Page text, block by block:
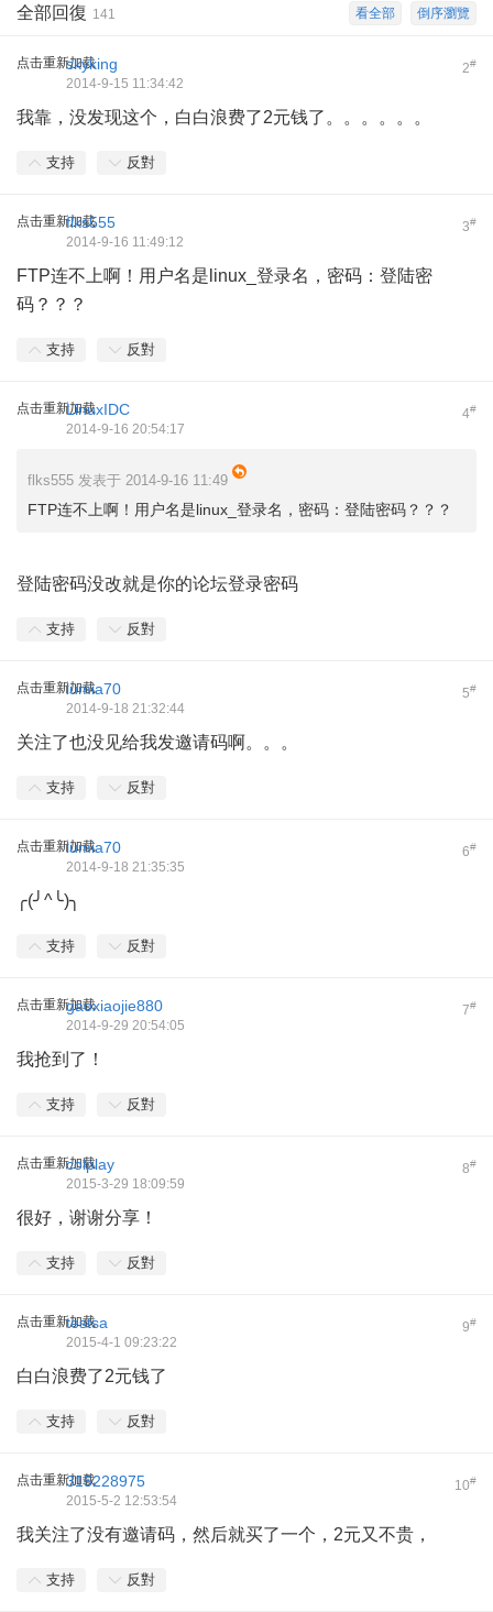
倒序瀏覽
看全部
全部回復 141
点击重新加载 2#
skyking
2014-9-15 11:34:42
我靠，没发现这个，白白浪费了2元钱了。。。。。。
支持 反對
点击重新加载 3#
flks555
2014-9-16 11:49:12
FTP连不上啊！用户名是linux_登录名，密码：登陆密
码？？？
支持 反對
点击重新加载 4#
LinuxIDC
2014-9-16 20:54:17
flks555 发表于 2014-9-16 11:49
FTP连不上啊！用户名是linux_登录名，密码：登陆密码？？？
登陆密码没改就是你的论坛登录密码
支持 反對
点击重新加载 5#
lumia70
2014-9-18 21:32:44
关注了也没见给我发邀请码啊。。。
支持 反對
点击重新加载 6#
lumia70
2014-9-18 21:35:35
╭(╯^╰)╮
支持 反對
点击重新加载 7#
gaoxiaojie880
2014-9-29 20:54:05
我抢到了！
支持 反對
点击重新加载 8#
colplay
2015-3-29 18:09:59
很好，谢谢分享！
支持 反對
点击重新加载 9#
testsa
2015-4-1 09:23:22
白白浪费了2元钱了
支持 反對
点击重新加载 10#
315228975
2015-5-2 12:53:54
我关注了没有邀请码，然后就买了一个，2元又不贵，
支持 反對